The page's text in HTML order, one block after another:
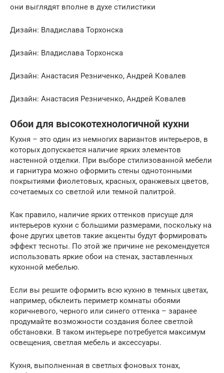
они выглядят вполне в духе стилистики
Дизайн: Владислава Торхонска
Дизайн: Владислава Торхонска
Дизайн: Анастасия Резниченко, Андрей Ковалев
Дизайн: Анастасия Резниченко, Андрей Ковалев
Обои для высокотехнологичной кухни
Кухня – это один из немногих вариантов интерьеров, в
которых допускается наличие ярких элементов
настенной отделки. При выборе стилизованной мебели
и гарнитура можно оформить стены однотонными
покрытиями фиолетовых, красных, оранжевых цветов,
сочетаемых со светлой или темной палитрой.
Как правило, наличие ярких оттенков присуще для
интерьеров кухни с большими размерами, поскольку на
фоне других цветов такие акценты будут формировать
эффект тесноты. По этой же причине не рекомендуется
использовать яркие обои на стенах, заставленных
кухонной мебелью.
Если вы решите оформить всю кухню в темных цветах,
например, обклеить периметр комнаты обоями
коричневого, черного или синего оттенка – заранее
продумайте возможности создания более светлой
обстановки. В таком интерьере потребуется максимум
освещения, светлая мебель и аксессуары.
Кухня, выполненная в светлых фоновых тонах,